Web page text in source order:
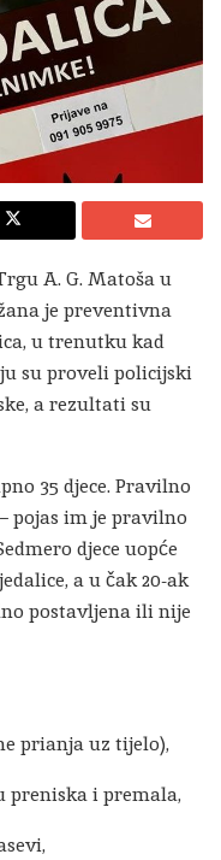
A. G. Matoša u
je preventivna
u trenutku kad
su proveli policijski
a rezultati su
35 djece. Pravilno
pojas im je pravilno
djece uopće
a u čak 20-ak
postavljena ili nije
prianja uz tijelo),
preniska i premala,